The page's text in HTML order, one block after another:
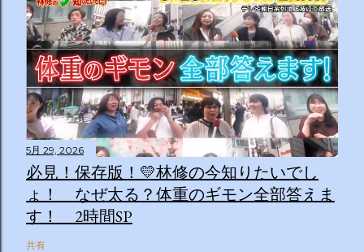
5月 29, 2026
必見！保存版！💛林修の今知りたいでし
ょ！ なぜ太る？体重のギモン全部答えま
す！ 2時間SP
共有